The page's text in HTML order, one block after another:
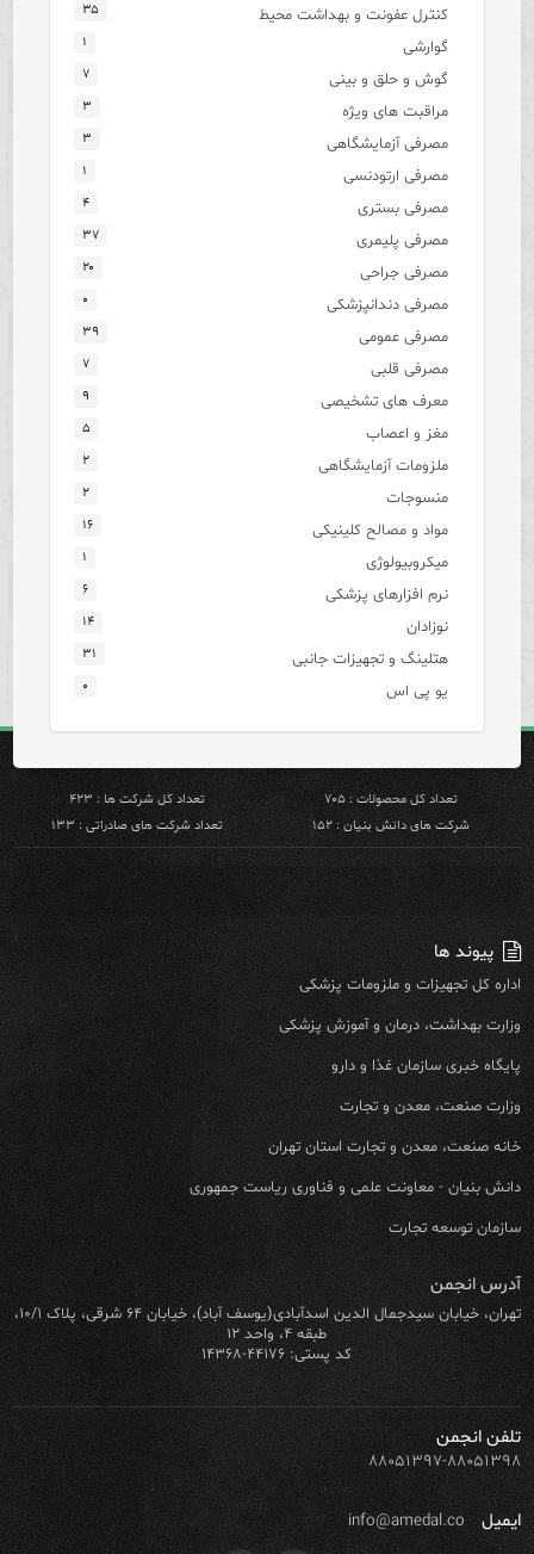
کنترل عفونت و بهداشت محیط ۳۵
گوارشی ۱
گوش و حلق و بینی ۷
مراقبت های ویژه ۳
مصرفی آزمایشگاهی ۳
مصرفی ارتودنسی ۱
مصرفی بستری ۴
مصرفی پلیمری ۳۷
مصرفی جراحی ۲۰
مصرفی دندانپزشکی ۰
مصرفی عمومی ۳۹
مصرفی قلبی ۷
معرف های تشخیصی ۹
مغز و اعصاب ۵
ملزومات آزمایشگاهی ۲
منسوجات ۲
مواد و مصالح کلینیکی ۱۶
میکروبیولوژی ۱
نرم افزارهای پزشکی ۶
نوزادان ۱۴
هتلینگ و تجهیزات جانبی ۳۱
یو پی اس ۰
تعداد کل محصولات : ۷۰۵
تعداد کل شرکت ها : ۴۲۳
شرکت های دانش بنیان : ۱۵۲
تعداد شرکت های صادراتی : ۱۳۳
پیوند ها
اداره کل تجهیزات و ملزومات پزشکی
وزارت بهداشت، درمان و آموزش پزشکی
پایگاه خبری سازمان غذا و دارو
وزارت صنعت، معدن و تجارت
خانه صنعت، معدن و تجارت استان تهران
دانش بنیان - معاونت علمی و فناوری ریاست جمهوری
سازمان توسعه تجارت
آدرس انجمن
تهران، خیابان سیدجمال الدین اسدآبادی(یوسف آباد)، خیابان ۶۴ شرقی، پلاک ۱۰/۱،
طبقه ۴، واحد ۱۲
کد پستی: ۴۴۱۷۶-۱۴۳۶۸
تلفن انجمن
۸۸۰۵۱۳۹۷-۸۸۰۵۱۳۹۸
ایمیل info@amedal.co